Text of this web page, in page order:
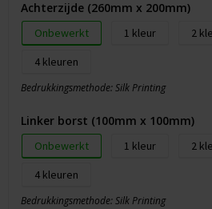
Achterzijde (260mm x 200mm)
Onbewerkt 1 2
4
Bedrukkingsmethode: Silk Printing
Linker borst (100mm x 100mm)
Onbewerkt 1 2
4
Bedrukkingsmethode: Silk Printing